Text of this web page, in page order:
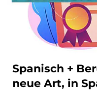
Spanisch +
neue Art, in